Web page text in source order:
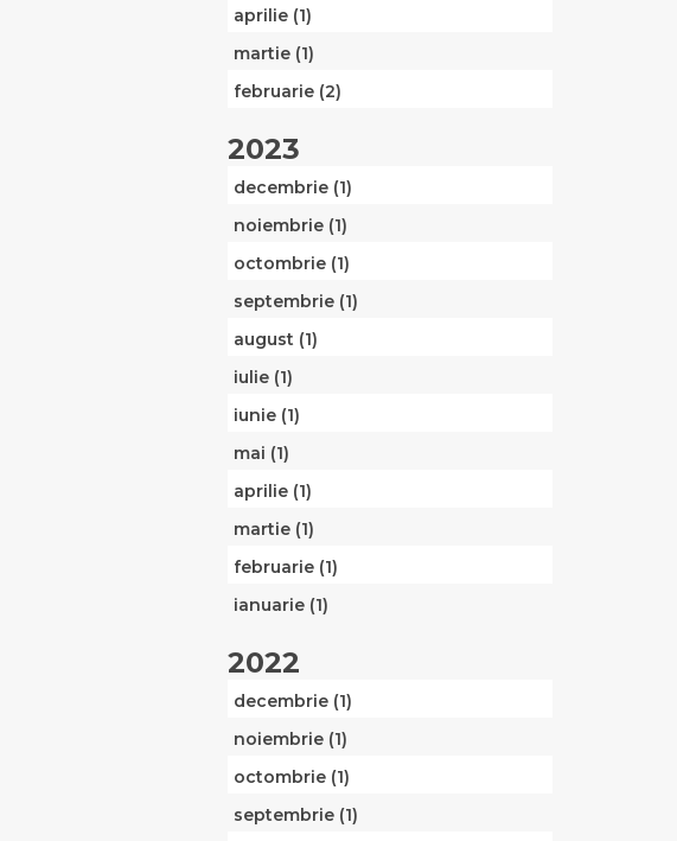
aprilie (1)
martie (1)
februarie (2)
2023
decembrie (1)
noiembrie (1)
octombrie (1)
septembrie (1)
august (1)
iulie (1)
iunie (1)
mai (1)
aprilie (1)
martie (1)
februarie (1)
ianuarie (1)
2022
decembrie (1)
noiembrie (1)
octombrie (1)
septembrie (1)